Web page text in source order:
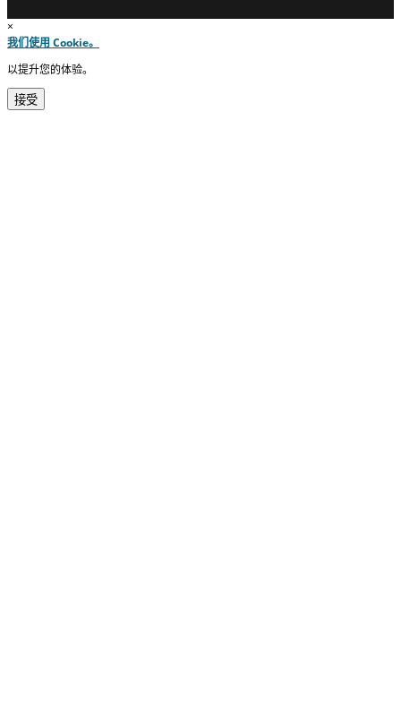
×
我们使用 Cookie。
以提升您的体验。
接受